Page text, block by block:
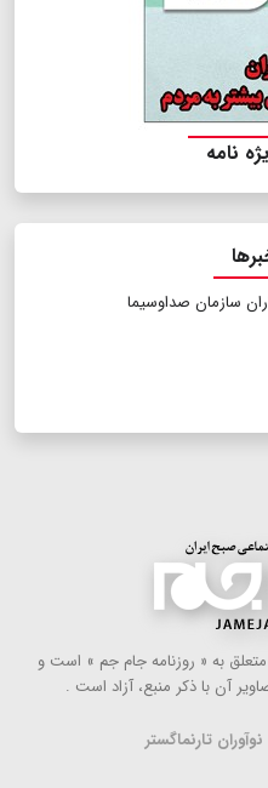
نامه
سازمان صداوسیما
به « روزنامه جام جم » است و
آن با ذكر منبع، آزاد است .
تارنماگستر